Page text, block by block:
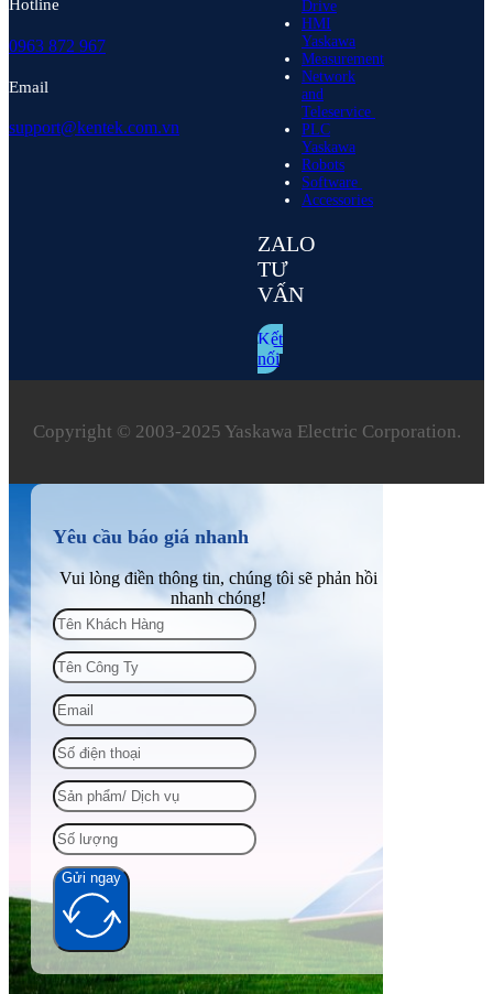
Hotline
0963 872 967
Email
support@kentek.com.vn
Drive
HMI
Yaskawa
Measurement
Network
and
Teleservice
PLC
Yaskawa
Robots
Software
Accessories
ZALO
TƯ
VẤN
Kết
nối
Copyright © 2003‑2025 Yaskawa Electric Corporation.
Yêu cầu báo giá nhanh
Vui lòng điền thông tin, chúng tôi sẽ phản hồi
nhanh chóng!
Gửi ngay